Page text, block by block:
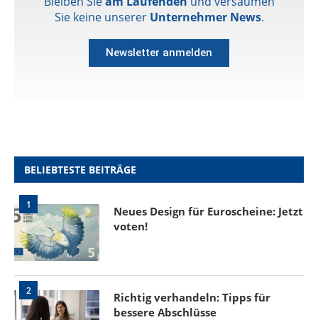
Sie keine unserer Unternehmer News.
Newsletter anmelden
BELIEBTESTE BEITRÄGE
1
Neues Design für Euroscheine: Jetzt
voten!
2
Richtig verhandeln: Tipps für
bessere Abschlüsse